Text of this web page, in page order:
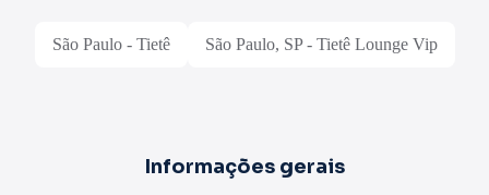
São Paulo - Tietê São Paulo, SP - Tietê Lounge Vip
Informações gerais